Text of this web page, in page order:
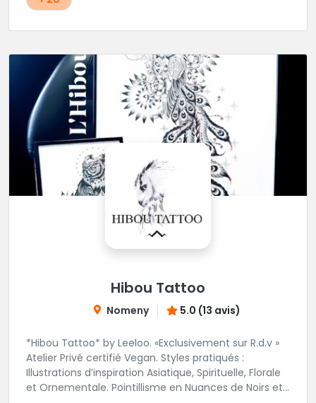
Hibou Tattoo
Nomeny 5.0 (13 avis)
*Hibou Tattoo* by Leeloo. «Exclusivement sur R.d.v »
Atelier Privé certifié Vegan. Styles pratiqués :
Illustrations d’inspiration Asiatique, Spirituelle, Florale
et Ornementale. Pointillisme en Nuances de Noirs et